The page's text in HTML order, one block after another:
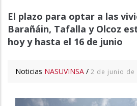
El plazo para optar a las
Barañáin, Tafalla y Olcoz
hoy y hasta el 16 de junio
Noticias NASUVINSA / 2 de junio de